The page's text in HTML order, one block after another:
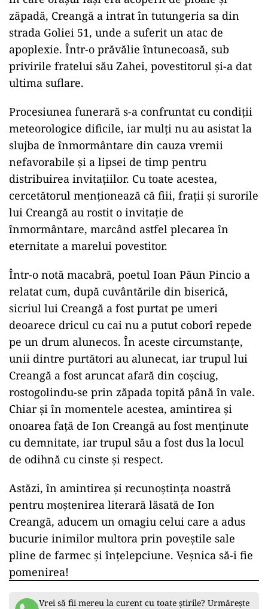
zăpadă, Creangă a intrat în tutungeria sa din
strada Goliei 51, unde a suferit un atac de
apoplexie. Într-o prăvălie întunecoasă, sub
privirile fratelui său Zahei, povestitorul și-a dat
ultima suflare.
Procesiunea funerară s-a confruntat cu condiții
meteorologice dificile, iar mulți nu au asistat la
slujba de înmormântare din cauza vremii
nefavorabile și a lipsei de timp pentru
distribuirea invitațiilor. Cu toate acestea,
cercetătorul menționează că fiii, frații și surorile
lui Creangă au rostit o invitație de
înmormântare, marcând astfel plecarea în
eternitate a marelui povestitor.
Într-o notă macabră, poetul Ioan Păun Pincio a
relatat cum, după cuvântările din biserică,
sicriul lui Creangă a fost purtat pe umeri
deoarece dricul cu cai nu a putut coborî repede
pe un drum alunecos. În aceste circumstanțe,
unii dintre purtători au alunecat, iar trupul lui
Creangă a fost aruncat afară din coșciug,
rostogolindu-se prin zăpada topită până în vale.
Chiar și în momentele acestea, amintirea și
onoarea față de Ion Creangă au fost menținute
cu demnitate, iar trupul său a fost dus la locul
de odihnă cu cinste și respect.
Astăzi, în amintirea și recunoștința noastră
pentru moștenirea literară lăsată de Ion
Creangă, aducem un omagiu celui care a adus
bucurie inimilor multora prin poveștile sale
pline de farmec și înțelepciune. Veșnica să-i fie
pomenirea!
Vrei să fii mereu la curent cu toate știrile? Urmărește